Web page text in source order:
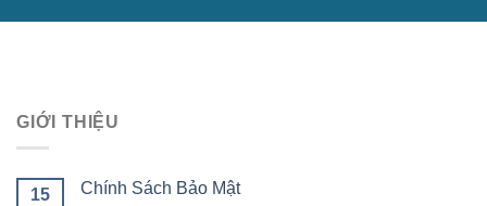
GIỚI THIỆU
15 Chính Sách Bảo Mật